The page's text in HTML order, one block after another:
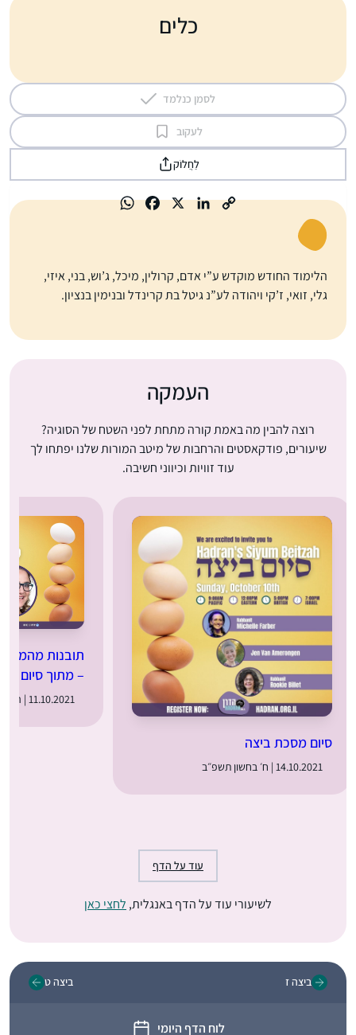
כלים
לסמן כנלמד
לעקוב
לַחֲלוֹק
הלימוד החודש מוקדש ע”י אדם, קרולין, מיכל, ג’וש, בני, איזי,
גלי, זואי, ז’קי ויהודה לע”נ גיטל בת קרינדל ובנימין בנציון.
העמקה
רוצה להבין מה באמת קורה מתחת לפני השטח של הסוגיה?
שיעורים, פודקאסטים והרחבות של מיטב המורות שלנו יפתחו לך
עוד זוויות וכיווני חשיבה.
סיום מסכת ביצה
14.10.2021 | ח׳ בחשון תשפ״ב
תובנות
– מתוך סיום
11.10.2021 | ה׳ בחשון תשפ״ב
עוד על הדף
לשיעורי עוד על הדף באנגלית, לחצי כאן
ביצה ז
לוח הדף היומי
ביצה ט